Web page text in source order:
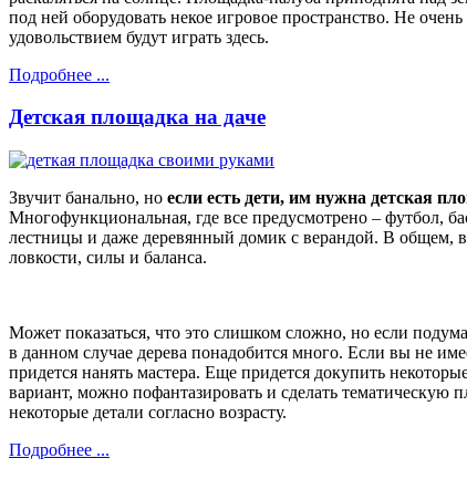
под ней оборудовать некое игровое пространство. Не
удовольствием будут играть здесь.
Подробнее ...
Детская площадка на даче
Звучит банально, но если есть дети, им нужна детская
Многофункциональная, где все предусмотрено – футбол,
лестницы и даже деревянный домик с верандой. В общем,
ловкости, силы и баланса.
Может показаться, что это слишком сложно, но если
в данном случае дерева понадобится много. Если вы не
придется нанять мастера. Еще придется докупить
вариант, можно пофантазировать и сделать тематическую
некоторые детали согласно возрасту.
Подробнее ...